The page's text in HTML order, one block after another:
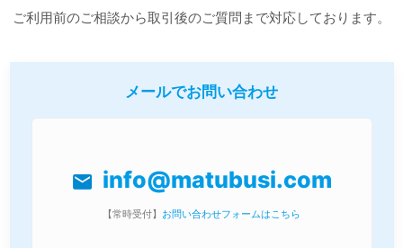
ご利用前のご相談から取引後のご質問まで対応しております。
メールでお問い合わせ
mail info@matubusi.com
【常時受付】 お問い合わせフォームはこちら